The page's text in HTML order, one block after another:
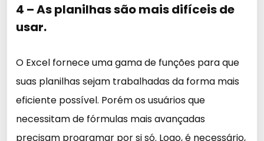
4 – As planilhas são mais difíceis de
usar.
O Excel fornece uma gama de funções para que
suas planilhas sejam trabalhadas da forma mais
eficiente possível. Porém os usuários que
necessitam de fórmulas mais avançadas
precisam programar por si só. Logo, é necessário,